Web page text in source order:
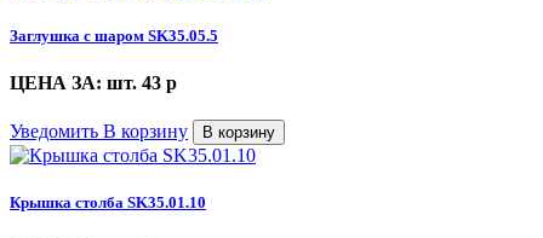
Заглушка с шаром SK35.05.5
ЦЕНА ЗА: шт. 43 p
Уведомить В корзину В корзину
Крышка столба SK35.01.10